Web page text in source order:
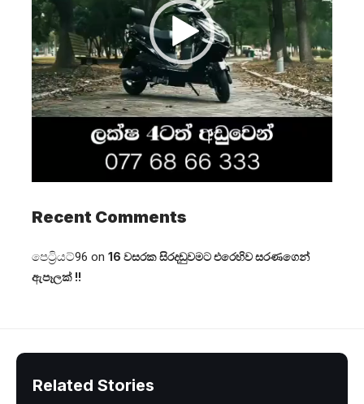
Recent Comments
පෙට්‍රියට්96 on 16 වසරක සිරදඬුවමට එරෙහිව සරණගෙන්
ඇපෑලක් !!
Related Stories